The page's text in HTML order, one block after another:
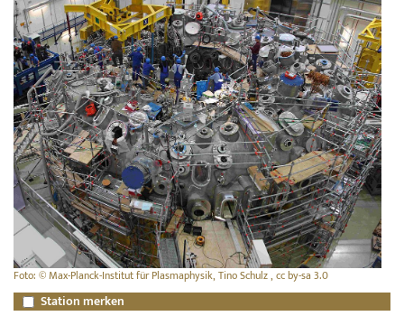
Foto: © Max-Planck-Institut für Plasmaphysik, Tino Schulz , cc by-sa 3.0
Station merken